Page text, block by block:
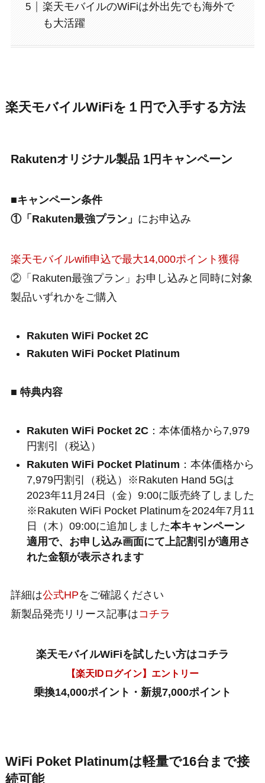
楽天モバイルのWiFiは外出先でも海外で
も大活躍
楽天モバイルWiFiを１円で入手する方法
Rakutenオリジナル製品 1円キャンペーン
■キャンペーン条件
①「Rakuten最強プラン」 にお申込み
楽天モバイルwifi申込で最大14,000ポイント獲得
②「Rakuten最強プラン」お申し込みと同時に対象
製品いずれかをご購入
Rakuten WiFi Pocket 2C
Rakuten WiFi Pocket Platinum
■ 特典内容
Rakuten WiFi Pocket 2C：本体価格から7,979
円割引（税込）
Rakuten WiFi Pocket Platinum ：本体価格から
7,979円割引（税込）※Rakuten Hand 5Gは
2023年11月24日（金）9:00に販売終了しました
※Rakuten WiFi Pocket Platinumを2024年7月11
日（木）09:00に追加しました本キャンペーン
適用で、お申し込み画面にて上記割引が適用さ
れた金額が表示されます
詳細は公式HPをご確認ください
新製品発売リリース記事はコチラ
楽天モバイルWiFiを試したい方はコチラ
【楽天IDログイン】エントリー
乗換14,000ポイント・新規7,000ポイント
WiFi Poket Platinumは軽量で16台まで接
続可能